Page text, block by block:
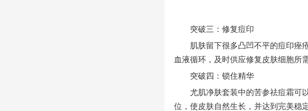
突破三：修复痘印
肌肤留下很多凸凹不平的痘印痤
血液循环，及时供应修复皮肤细胞所
突破四：锁住精华
尤肌净肤套装中的苦参祛痘霜可
位，使皮肤自然生长，并达到完美稳